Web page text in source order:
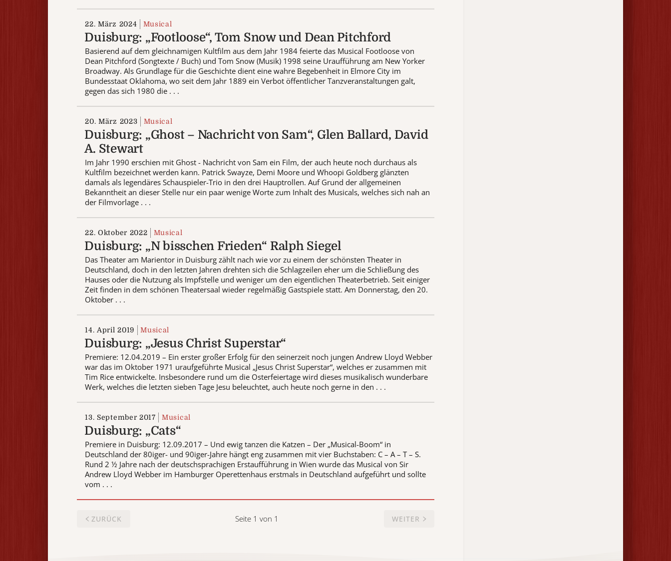
22. März 2024 Musical
Duisburg: „Footloose“, Tom Snow und Dean Pitchford
Basierend auf dem gleichnamigen Kultfilm aus dem Jahr 1984 feierte das Musical Footloose von
Dean Pitchford (Songtexte / Buch) und Tom Snow (Musik) 1998 seine Uraufführung am New Yorker
Broadway. Als Grundlage für die Geschichte dient eine wahre Begebenheit in Elmore City im
Bundesstaat Oklahoma, wo seit dem Jahr 1889 ein Verbot öffentlicher Tanzveranstaltungen galt,
gegen das sich 1980 die . . .
20. März 2023 Musical
Duisburg: „Ghost – Nachricht von Sam“, Glen Ballard, David
A. Stewart
Im Jahr 1990 erschien mit Ghost - Nachricht von Sam ein Film, der auch heute noch durchaus als
Kultfilm bezeichnet werden kann. Patrick Swayze, Demi Moore und Whoopi Goldberg glänzten
damals als legendäres Schauspieler-Trio in den drei Hauptrollen. Auf Grund der allgemeinen
Bekanntheit an dieser Stelle nur ein paar wenige Worte zum Inhalt des Musicals, welches sich nah an
der Filmvorlage . . .
22. Oktober 2022 Musical
Duisburg: „N bisschen Frieden“ Ralph Siegel
Das Theater am Marientor in Duisburg zählt nach wie vor zu einem der schönsten Theater in
Deutschland, doch in den letzten Jahren drehten sich die Schlagzeilen eher um die Schließung des
Hauses oder die Nutzung als Impfstelle und weniger um den eigentlichen Theaterbetrieb. Seit einiger
Zeit finden in dem schönen Theatersaal wieder regelmäßig Gastspiele statt. Am Donnerstag, den 20.
Oktober . . .
14. April 2019 Musical
Duisburg: „Jesus Christ Superstar“
Premiere: 12.04.2019 – Ein erster großer Erfolg für den seinerzeit noch jungen Andrew Lloyd Webber
war das im Oktober 1971 uraufgeführte Musical „Jesus Christ Superstar“, welches er zusammen mit
Tim Rice entwickelte. Insbesondere rund um die Osterfeiertage wird dieses musikalisch wunderbare
Werk, welches die letzten sieben Tage Jesu beleuchtet, auch heute noch gerne in den . . .
13. September 2017 Musical
Duisburg: „Cats“
Premiere in Duisburg: 12.09.2017 – Und ewig tanzen die Katzen – Der „Musical-Boom“ in
Deutschland der 80iger- und 90iger-Jahre hängt eng zusammen mit vier Buchstaben: C – A – T – S.
Rund 2 ½ Jahre nach der deutschsprachigen Erstaufführung in Wien wurde das Musical von Sir
Andrew Lloyd Webber im Hamburger Operettenhaus erstmals in Deutschland aufgeführt und sollte
vom . . .
ZURÜCK Seite 1 von 1 WEITER